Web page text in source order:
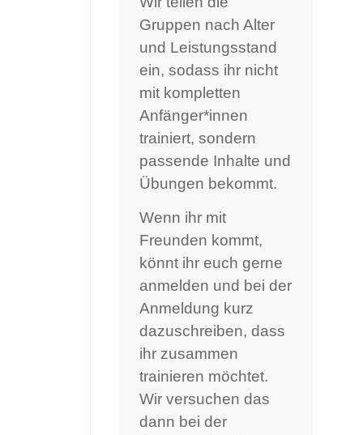
Gruppen nach Alter
und Leistungsstand
ein, sodass ihr nicht
mit kompletten
Anfänger*innen
trainiert, sondern
passende Inhalte und
Übungen bekommt.
Wenn ihr mit
Freunden kommt,
könnt ihr euch gerne
anmelden und bei der
Anmeldung kurz
dazuschreiben, dass
ihr zusammen
trainieren möchtet.
Wir versuchen das
dann bei der